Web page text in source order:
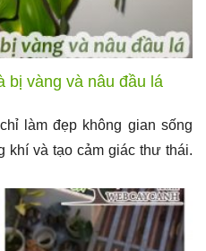
bị vàng và nâu đầu lá
làm đẹp không gian sống
khí và tạo cảm giác thư thái.